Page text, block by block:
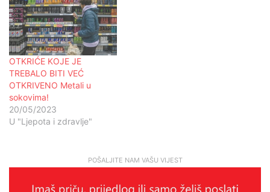
OTKRIĆE KOJE JE
TREBALO BITI VEĆ
OTKRIVENO Metali u
sokovima!
20/05/2023
U "Ljepota i zdravlje"
POŠALJITE NAM VAŠU VIJEST